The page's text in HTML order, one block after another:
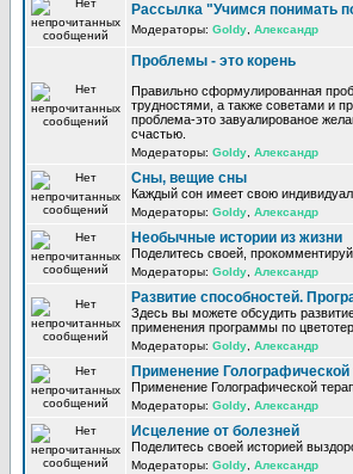
Рассылка "Учимся понимать
Модераторы: Goldy Александр
Проблемы - это корень
Правильно сформулированная
трудностями, а также советами и
проблема-это завуалированое
счастью.
Модераторы: Goldy Александр
Сны, вещие сны
Каждый сон имеет свою
Модераторы: Goldy Александр
Необычные истории из жизни
Поделитесь своей,
Модераторы: Goldy Александр
Развитие способностей.
Здесь вы можете обсудить
применения программы по
Модераторы: Goldy Александр
Применение Голографической
Применение Голографической
Модераторы: Goldy Александр
Исцеление от болезней
Поделитесь своей историей
Модераторы: Goldy Александр